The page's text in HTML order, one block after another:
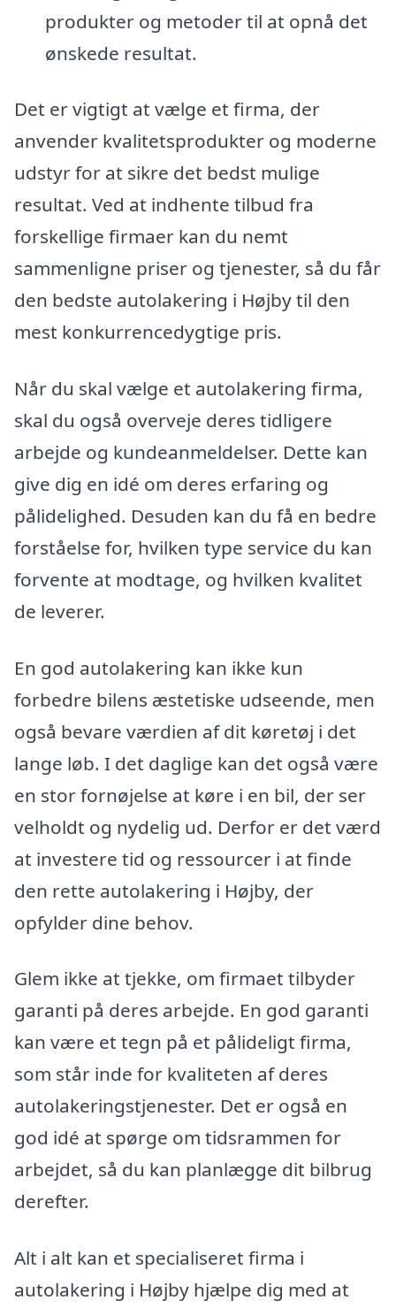
produkter og metoder til at opnå det
ønskede resultat.
Det er vigtigt at vælge et firma, der
anvender kvalitetsprodukter og moderne
udstyr for at sikre det bedst mulige
resultat. Ved at indhente tilbud fra
forskellige firmaer kan du nemt
sammenligne priser og tjenester, så du får
den bedste autolakering i Højby til den
mest konkurrencedygtige pris.
Når du skal vælge et autolakering firma,
skal du også overveje deres tidligere
arbejde og kundeanmeldelser. Dette kan
give dig en idé om deres erfaring og
pålidelighed. Desuden kan du få en bedre
forståelse for, hvilken type service du kan
forvente at modtage, og hvilken kvalitet
de leverer.
En god autolakering kan ikke kun
forbedre bilens æstetiske udseende, men
også bevare værdien af dit køretøj i det
lange løb. I det daglige kan det også være
en stor fornøjelse at køre i en bil, der ser
velholdt og nydelig ud. Derfor er det værd
at investere tid og ressourcer i at finde
den rette autolakering i Højby, der
opfylder dine behov.
Glem ikke at tjekke, om firmaet tilbyder
garanti på deres arbejde. En god garanti
kan være et tegn på et pålideligt firma,
som står inde for kvaliteten af deres
autolakeringstjenester. Det er også en
god idé at spørge om tidsrammen for
arbejdet, så du kan planlægge dit bilbrug
derefter.
Alt i alt kan et specialiseret firma i
autolakering i Højby hjælpe dig med at